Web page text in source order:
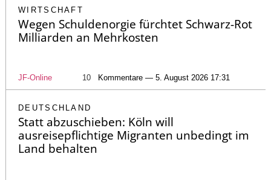
WIRTSCHAFT
Wegen Schuldenorgie fürchtet Schwarz-Rot
Milliarden an Mehrkosten
JF-Online 10 Kommentare — 5. August 2026 17:31
DEUTSCHLAND
Statt abzuschieben: Köln will
ausreisepflichtige Migranten unbedingt im
Land behalten